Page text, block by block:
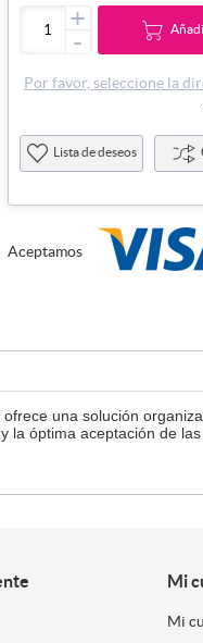
+
-
Por favor, seleccione la
Lista de deseos
Aceptamos
una solución
la óptima aceptación de
Mi
Mi